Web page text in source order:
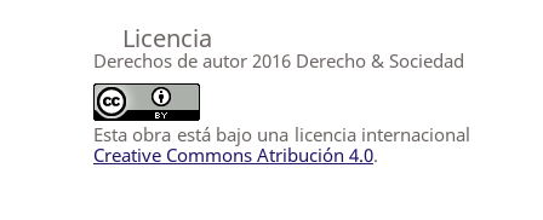
Licencia
Derechos de autor 2016 Derecho & Sociedad
Esta obra está bajo una licencia internacional
Creative Commons Atribución 4.0.